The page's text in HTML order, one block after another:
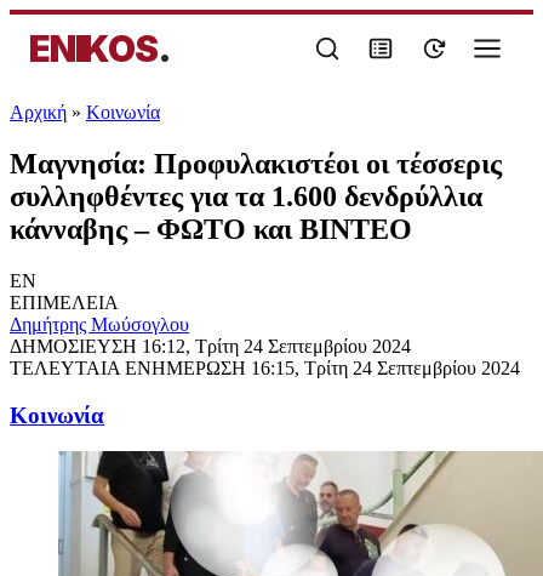
ENIKOS.
Αρχική » Κοινωνία
Μαγνησία: Προφυλακιστέοι οι τέσσερις
συλληφθέντες για τα 1.600 δενδρύλλια
κάνναβης – ΦΩΤΟ και ΒΙΝΤΕΟ
EN
ΕΠΙΜΕΛΕΙΑ
Δημήτρης Μωύσογλου
ΔΗΜΟΣΙΕΥΣΗ 16:12, Τρίτη 24 Σεπτεμβρίου 2024
ΤΕΛΕΥΤΑΙΑ ΕΝΗΜΕΡΩΣΗ 16:15, Τρίτη 24 Σεπτεμβρίου 2024
Κοινωνία